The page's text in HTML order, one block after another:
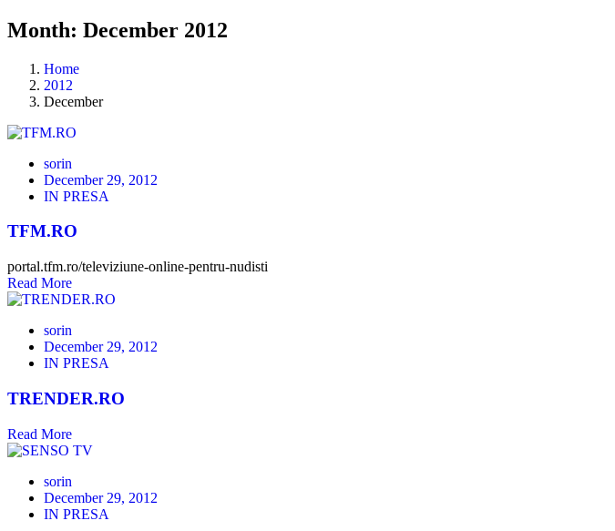
Month: December 2012
Home
2012
December
sorin
December 29, 2012
IN PRESA
TFM.RO
portal.tfm.ro/televiziune-online-pentru-nudisti
Read More
sorin
December 29, 2012
IN PRESA
TRENDER.RO
Read More
sorin
December 29, 2012
IN PRESA